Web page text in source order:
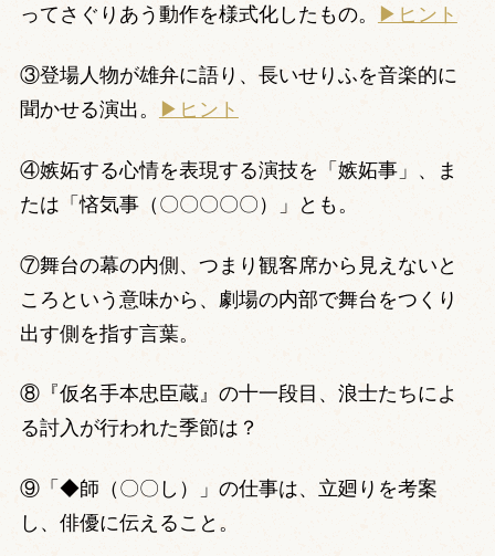
ってさぐりあう動作を様式化したもの。
▶ヒント
③登場人物が雄弁に語り、長いせりふを音楽的に
聞かせる演出。
▶ヒント
④嫉妬する心情を表現する演技を「嫉妬事」、ま
たは「悋気事（〇〇〇〇〇）」とも。
⑦舞台の幕の内側、つまり観客席から見えないと
ころという意味から、劇場の内部で舞台をつくり
出す側を指す言葉。
⑧『仮名手本忠臣蔵』の十一段目、浪士たちによ
る討入が行われた季節は？
⑨「◆師（〇〇し）」の仕事は、立廻りを考案
し、俳優に伝えること。